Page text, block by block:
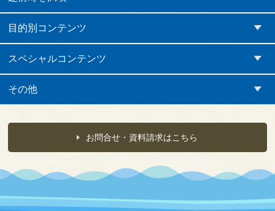
目的別コンテンツ
スペシャルコンテンツ
その他
お問合せ・資料請求はこちら